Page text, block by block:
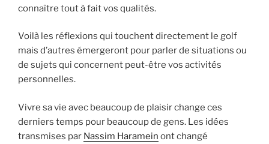
connaître tout à fait vos qualités.
Voilà les réflexions qui touchent directement le golf
mais d’autres émergeront pour parler de situations ou
de sujets qui concernent peut-être vos activités
personnelles.
Vivre sa vie avec beaucoup de plaisir change ces
derniers temps pour beaucoup de gens. Les idées
transmises par Nassim Haramein ont changé